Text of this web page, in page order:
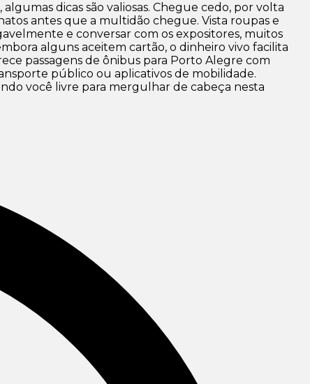
dicas são valiosas. Chegue cedo, por volta
antes que a multidão chegue. Vista roupas e
e conversar com os expositores, muitos
alguns aceitem cartão, o dinheiro vivo facilita
passagens de ônibus para Porto Alegre com
público ou aplicativos de mobilidade.
você livre para mergulhar de cabeça nesta